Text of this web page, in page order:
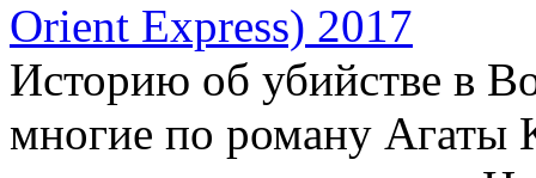
Историю об убийстве в
многие по роману Агаты